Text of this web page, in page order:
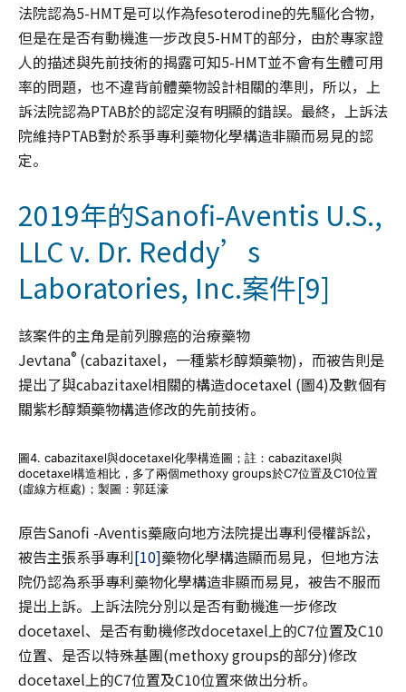
法院認為5-HMT是可以作為fesoterodine的先驅化合物，
但是在是否有動機進一步改良5-HMT的部分，由於專家證
人的描述與先前技術的揭露可知5-HMT並不會有生體可用
率的問題，也不違背前體藥物設計相關的準則，所以，上
訴法院認為PTAB於的認定沒有明顯的錯誤。最終，上訴法
院維持PTAB對於系爭專利藥物化學構造非顯而易見的認
定。
2019年的Sanofi-Aventis U.S.,
LLC v. Dr. Reddy’s
Laboratories, Inc.案件[9]
該案件的主角是前列腺癌的治療藥物
Jevtana® (cabazitaxel，一種紫杉醇類藥物)，而被告則是
提出了與cabazitaxel相關的構造docetaxel (圖4)及數個有
關紫杉醇類藥物構造修改的先前技術。
圖4. cabazitaxel與docetaxel化學構造圖；註：cabazitaxel與
docetaxel構造相比，多了兩個methoxy groups於C7位置及C10位置
(虛線方框處)；製圖：郭廷濠
原告Sanofi -Aventis藥廠向地方法院提出專利侵權訴訟，
被告主張系爭專利[10]藥物化學構造顯而易見，但地方法
院仍認為系爭專利藥物化學構造非顯而易見，被告不服而
提出上訴。上訴法院分別以是否有動機進一步修改
docetaxel、是否有動機修改docetaxel上的C7位置及C10
位置、是否以特殊基團(methoxy groups的部分)修改
docetaxel上的C7位置及C10位置來做出分析。